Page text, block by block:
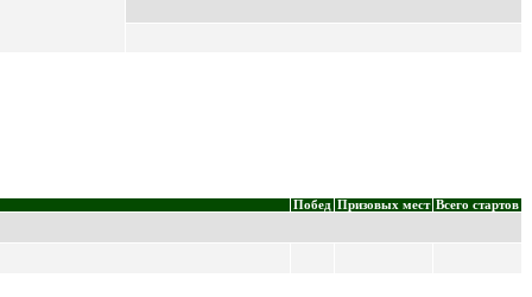
Побед Призовых мест Всего стартов